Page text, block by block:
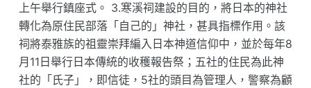
上午舉行鎮座式。 3.寒溪祠建設的目的，將日本的神社
轉化為原住民部落「自己的」神社，甚具指標作用。該
祠將泰雅族的祖靈崇拜編入日本神道信仰中，並於每年8
月11日舉行日本傳統的收穫報告祭；五社的住民為此神
社的「氏子」，即信徒，5社的頭目為管理人，警察為顧